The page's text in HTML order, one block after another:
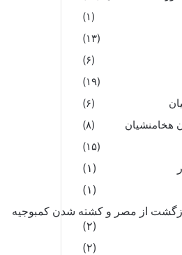
(۱)
(۱۳)
(۶)
(۱۹)
(۶)
هخامنشیان
(۸)
(۱۵)
(۱)
(۱)
از مصر و کشته شدن کمبوجیه
(۲)
(۲)